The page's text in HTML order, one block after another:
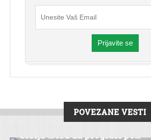
Prijavite se
POVEZANE VESTI
POLITIKA
Sr­bi­ja tre­ba da pro­gla­si po...